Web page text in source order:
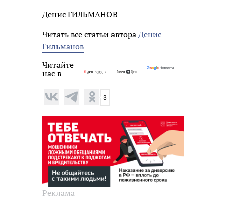
Денис ГИЛЬМАНОВ
Читать все статьи автораДенис
Гильманов
Читайте
нас в
3
Реклама